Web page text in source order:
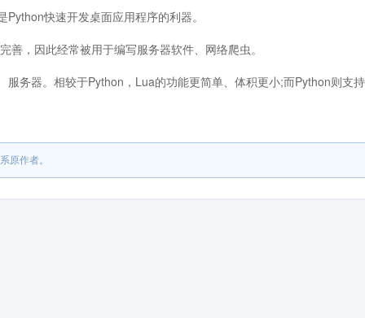
快速开发桌面应用程序的利器。
因此经常被用于编写服务器软件、网络爬虫。
器。相较于Python，Lua的功能更简单、体积更小;而Python则支持
原作者。